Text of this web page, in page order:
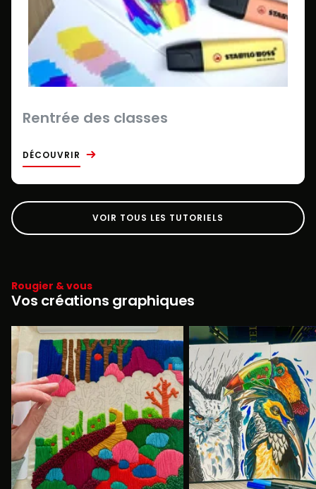
Rentrée des classes
DÉCOUVRIR
VOIR TOUS LES TUTORIELS
Rougier & vous
Vos créations graphiques